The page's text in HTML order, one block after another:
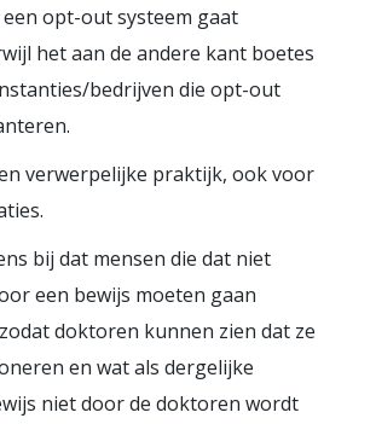
opt-out systeem gaat
het aan de andere kant boetes
bedrijven die opt-out
verwerpelijke praktijk, ook voor
bij dat mensen die dat niet
een bewijs moeten gaan
doktoren kunnen zien dat ze
en wat als dergelijke
niet door de doktoren wordt